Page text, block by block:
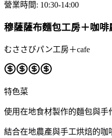
營業時間: 10:30-14:00
穆薩薩布麵包工房＋咖啡
むささびパン工房＋cafe
特色菜
使用在地食材製作的麵包與手
結合在地農產與手工烘焙的